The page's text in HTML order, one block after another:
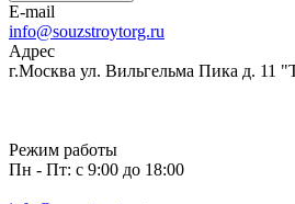
E-mail
info@souzstroytorg.ru
Адрес
г.Москва ул. Вильгельма Пика д.
Режим работы
Пн - Пт: с 9:00 до 18:00